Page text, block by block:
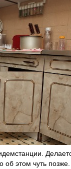
об этом чуть позже.